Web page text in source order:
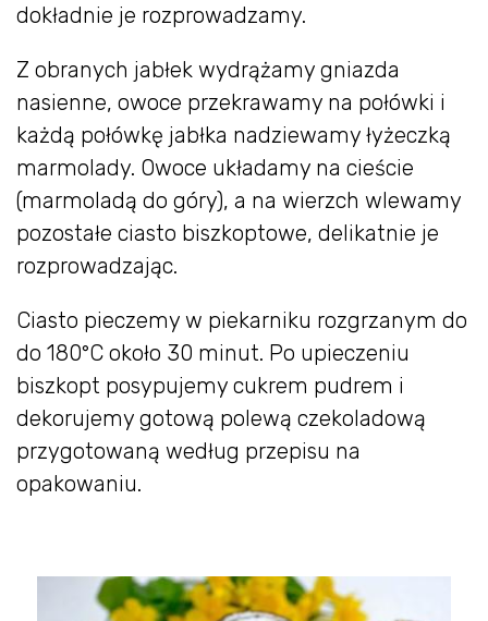
dokładnie je rozprowadzamy.
Z obranych jabłek wydrążamy gniazda
nasienne, owoce przekrawamy na połówki i
każdą połówkę jabłka nadziewamy łyżeczką
marmolady. Owoce układamy na cieście
(marmoladą do góry), a na wierzch wlewamy
pozostałe ciasto biszkoptowe, delikatnie je
rozprowadzając.
Ciasto pieczemy w piekarniku rozgrzanym do
do 180°C około 30 minut. Po upieczeniu
biszkopt posypujemy cukrem pudrem i
dekorujemy gotową polewą czekoladową
przygotowaną według przepisu na
opakowaniu.